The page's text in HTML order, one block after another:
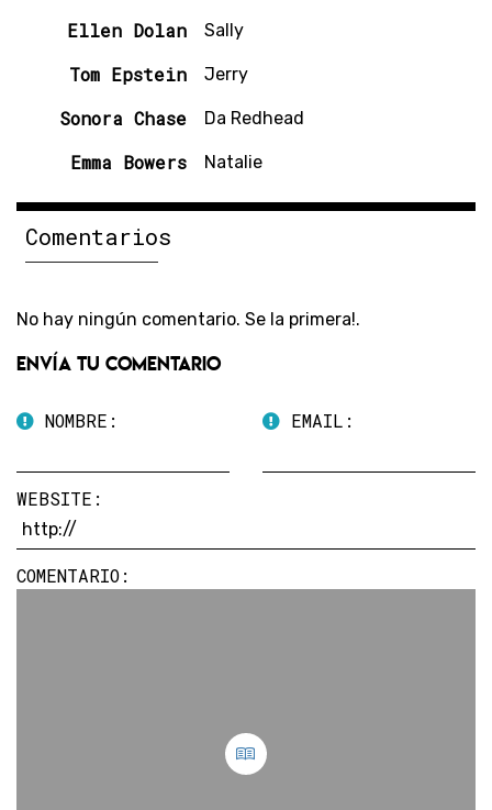
Ellen Dolan Sally
Tom Epstein Jerry
Sonora Chase Da Redhead
Emma Bowers Natalie
Comentarios
No hay ningún comentario. Se la primera!.
Envía tu comentario
NOMBRE: EMAIL:
WEBSITE:
COMENTARIO: